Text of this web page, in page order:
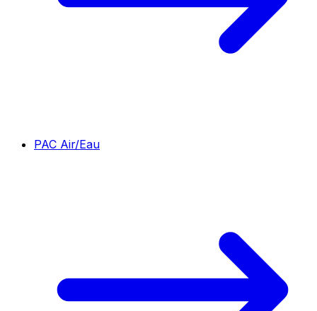
PAC Air/Eau